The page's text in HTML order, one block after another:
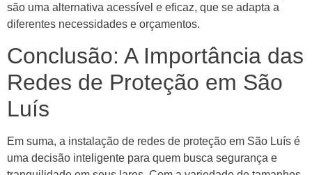
são uma alternativa acessível e eficaz, que se adapta a
diferentes necessidades e orçamentos.
Conclusão: A Importância das
Redes de Proteção em São
Luís
Em suma, a instalação de redes de proteção em São Luís é
uma decisão inteligente para quem busca segurança e